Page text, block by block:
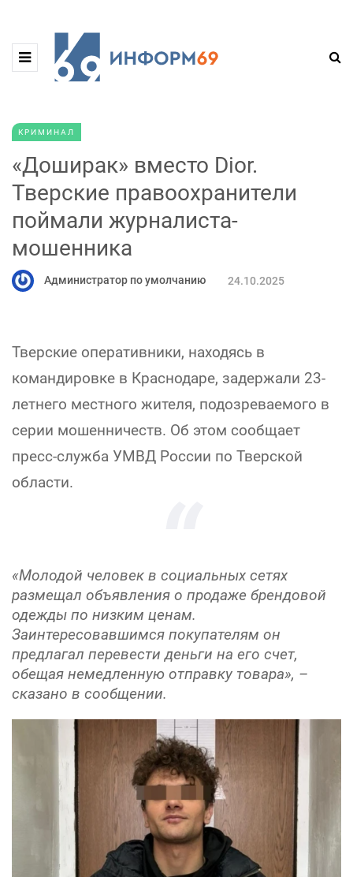
КРИМИНАЛ
«Доширак» вместо Dior.
Тверские правоохранители
поймали журналиста-
мошенника
Администратор по умолчанию 24.10.2025
Тверские оперативники, находясь в
командировке в Краснодаре, задержали 23-
летнего местного жителя, подозреваемого в
серии мошенничеств. Об этом сообщает
пресс-служба УМВД России по Тверской
области.
«Молодой человек в социальных сетях
размещал объявления о продаже брендовой
одежды по низким ценам.
Заинтересовавшимся покупателям он
предлагал перевести деньги на его счет,
обещая немедленную отправку товара», –
сказано в сообщении.